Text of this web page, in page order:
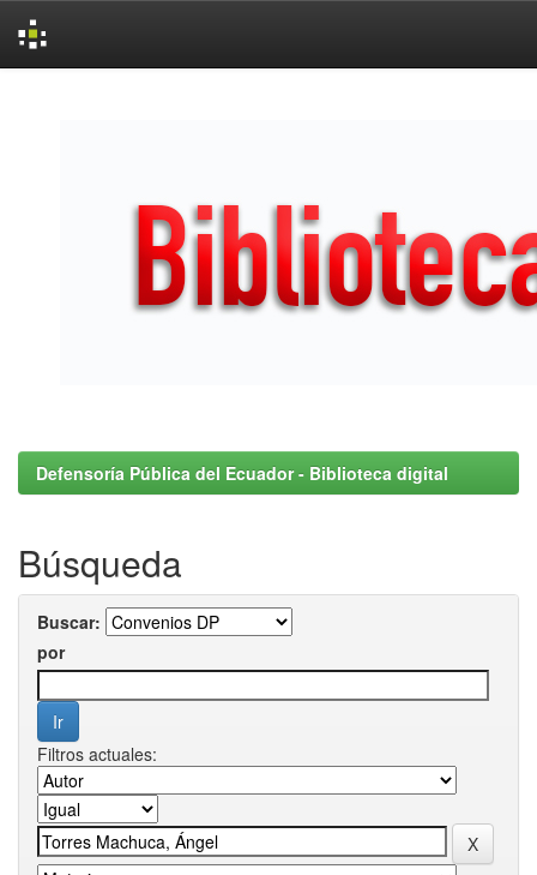
Defensoría Pública del Ecuador - Biblioteca digital
Búsqueda
Buscar:
por
Filtros actuales: